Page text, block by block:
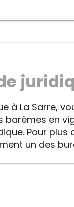
à La Sarre,
en
Pour
un des